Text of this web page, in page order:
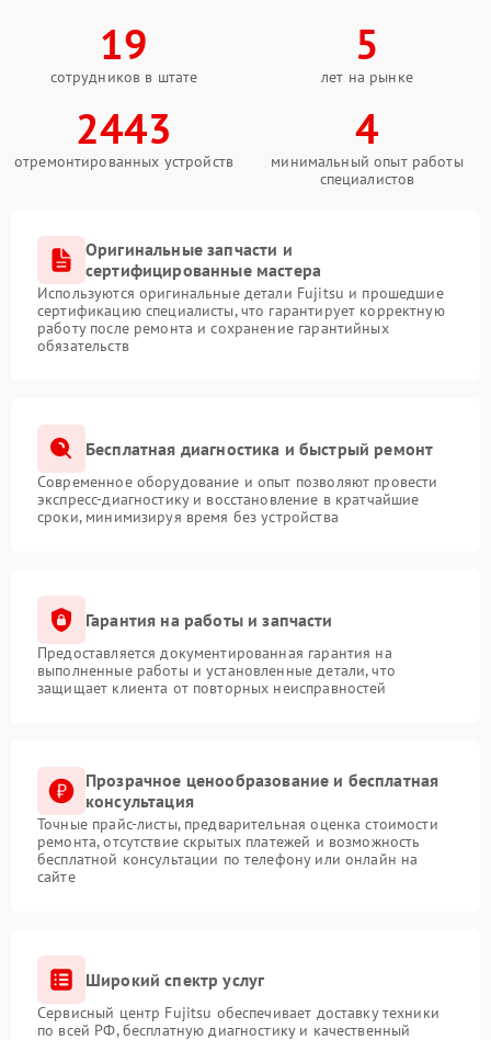
19
сотрудников в штате
5
лет на рынке
2443
отремонтированных устройств
4
минимальный опыт работы
специалистов
Оригинальные запчасти и
сертифицированные мастера
Используются оригинальные детали Fujitsu и прошедшие
сертификацию специалисты, что гарантирует корректную
работу после ремонта и сохранение гарантийных
обязательств
Бесплатная диагностика и быстрый ремонт
Современное оборудование и опыт позволяют провести
экспресс-диагностику и восстановление в кратчайшие
сроки, минимизируя время без устройства
Гарантия на работы и запчасти
Предоставляется документированная гарантия на
выполненные работы и установленные детали, что
защищает клиента от повторных неисправностей
Прозрачное ценообразование и бесплатная
консультация
Точные прайс-листы, предварительная оценка стоимости
ремонта, отсутствие скрытых платежей и возможность
бесплатной консультации по телефону или онлайн на
сайте
Широкий спектр услуг
Сервисный центр Fujitsu обеспечивает доставку техники
по всей РФ, бесплатную диагностику и качественный